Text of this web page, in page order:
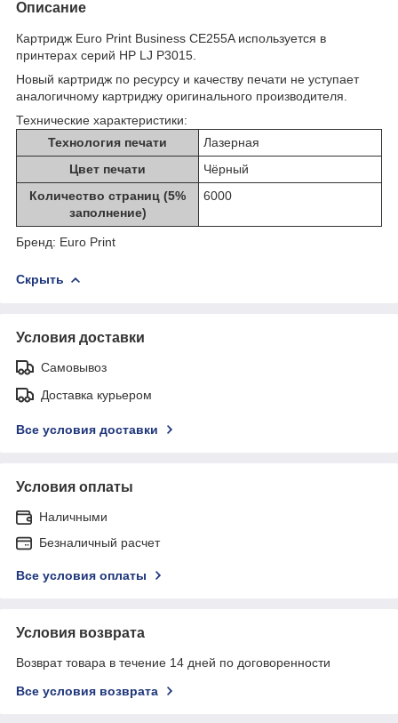
Описание
Картридж Euro Print Business CE255A используется в
принтерах серий HP LJ P3015.
Новый картридж по ресурсу и качеству печати не уступает
аналогичному картриджу оригинального производителя.
Технические характеристики:
Технология печати
Лазерная
Цвет печати
Чёрный
Количество страниц (5%
заполнение)
6000
Бренд: Euro Print
Скрыть
Условия доставки
Самовывоз
Доставка курьером
Все условия доставки
Условия оплаты
Наличными
Безналичный расчет
Все условия оплаты
Условия возврата
Возврат товара в течение 14 дней по договоренности
Все условия возврата